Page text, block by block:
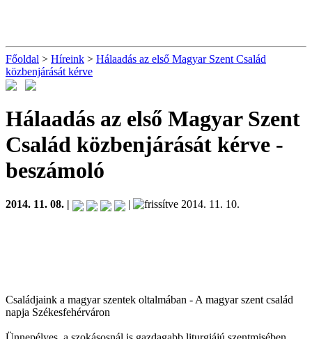
Főoldal > Híreink > Hálaadás az első Magyar Szent Család
közbenjárását kérve
Hálaadás az első Magyar Szent
Család közbenjárását kérve -
beszámoló
2014. 11. 08. | | 2014. 11. 10.
Családjaink a magyar szentek oltalmában - A magyar szent család
napja Székesfehérváron